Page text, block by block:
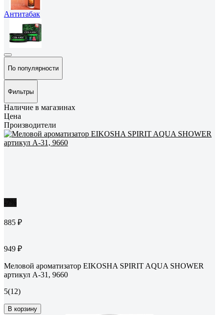
Антитабак
По популярности
Фильтры
Наличие в магазинах
Цена
Производители
885 ₽
949 ₽
Меловой ароматизатор EIKOSHA SPIRIT AQUA SHOWER
артикул A-31, 9660
5(12)
В корзину